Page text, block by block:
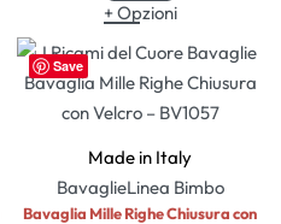
+ Opzioni
Save
Made in Italy
BavaglieLinea Bimbo
Bavaglia Mille Righe Chiusura con